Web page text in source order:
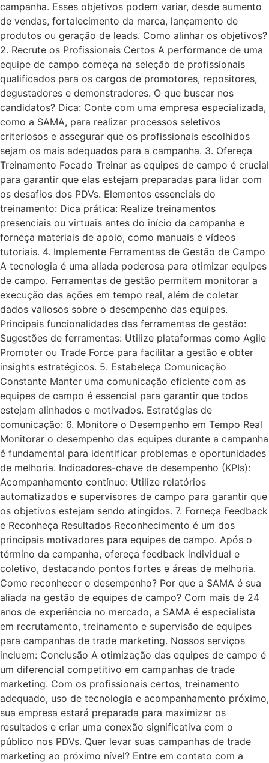
campanha. Esses objetivos podem variar, desde aumento
de vendas, fortalecimento da marca, lançamento de
produtos ou geração de leads. Como alinhar os objetivos?
2. Recrute os Profissionais Certos A performance de uma
equipe de campo começa na seleção de profissionais
qualificados para os cargos de promotores, repositores,
degustadores e demonstradores. O que buscar nos
candidatos? Dica: Conte com uma empresa especializada,
como a SAMA, para realizar processos seletivos
criteriosos e assegurar que os profissionais escolhidos
sejam os mais adequados para a campanha. 3. Ofereça
Treinamento Focado Treinar as equipes de campo é crucial
para garantir que elas estejam preparadas para lidar com
os desafios dos PDVs. Elementos essenciais do
treinamento: Dica prática: Realize treinamentos
presenciais ou virtuais antes do início da campanha e
forneça materiais de apoio, como manuais e vídeos
tutoriais. 4. Implemente Ferramentas de Gestão de Campo
A tecnologia é uma aliada poderosa para otimizar equipes
de campo. Ferramentas de gestão permitem monitorar a
execução das ações em tempo real, além de coletar
dados valiosos sobre o desempenho das equipes.
Principais funcionalidades das ferramentas de gestão:
Sugestões de ferramentas: Utilize plataformas como Agile
Promoter ou Trade Force para facilitar a gestão e obter
insights estratégicos. 5. Estabeleça Comunicação
Constante Manter uma comunicação eficiente com as
equipes de campo é essencial para garantir que todos
estejam alinhados e motivados. Estratégias de
comunicação: 6. Monitore o Desempenho em Tempo Real
Monitorar o desempenho das equipes durante a campanha
é fundamental para identificar problemas e oportunidades
de melhoria. Indicadores-chave de desempenho (KPIs):
Acompanhamento contínuo: Utilize relatórios
automatizados e supervisores de campo para garantir que
os objetivos estejam sendo atingidos. 7. Forneça Feedback
e Reconheça Resultados Reconhecimento é um dos
principais motivadores para equipes de campo. Após o
término da campanha, ofereça feedback individual e
coletivo, destacando pontos fortes e áreas de melhoria.
Como reconhecer o desempenho? Por que a SAMA é sua
aliada na gestão de equipes de campo? Com mais de 24
anos de experiência no mercado, a SAMA é especialista
em recrutamento, treinamento e supervisão de equipes
para campanhas de trade marketing. Nossos serviços
incluem: Conclusão A otimização das equipes de campo é
um diferencial competitivo em campanhas de trade
marketing. Com os profissionais certos, treinamento
adequado, uso de tecnologia e acompanhamento próximo,
sua empresa estará preparada para maximizar os
resultados e criar uma conexão significativa com o
público nos PDVs. Quer levar suas campanhas de trade
marketing ao próximo nível? Entre em contato com a